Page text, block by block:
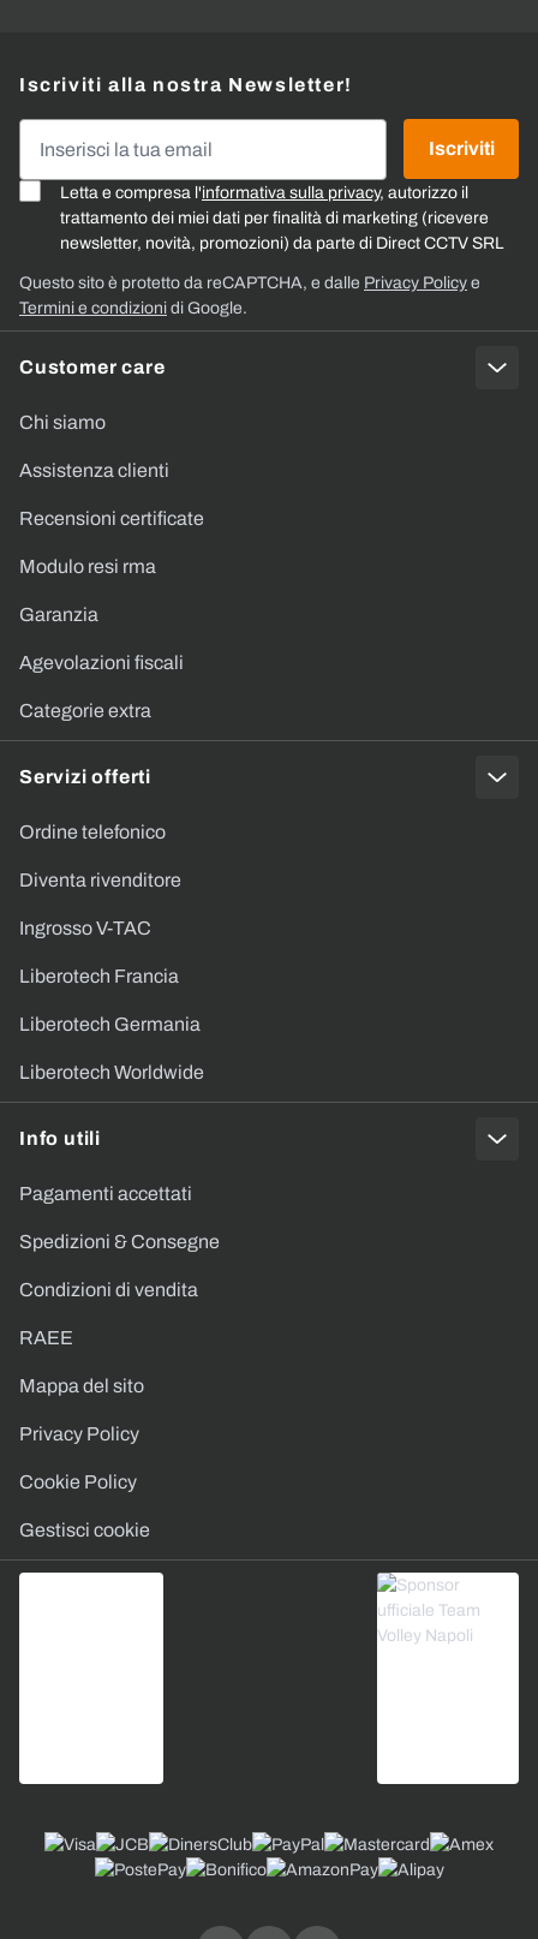
Customer care
Chi siamo
Assistenza clienti
Recensioni certificate
Modulo resi rma
Garanzia
Agevolazioni fiscali
Categorie extra
Servizi offerti
Ordine telefonico
Diventa rivenditore
Ingrosso V-TAC
Liberotech Francia
Liberotech Germania
Liberotech Worldwide
Info utili
Pagamenti accettati
Spedizioni & Consegne
Condizioni di vendita
RAEE
Mappa del sito
Privacy Policy
Cookie Policy
Gestisci cookie
Iscriviti alla nostra Newsletter!
Letta e compresa l'informativa sulla privacy, autorizzo il
trattamento dei miei dati per finalità di marketing (ricevere
newsletter, novità, promozioni) da parte di Direct CCTV SRL
Iscriviti
Questo sito è protetto da reCAPTCHA, e dalle Privacy Policy e
Termini e condizioni di Google.